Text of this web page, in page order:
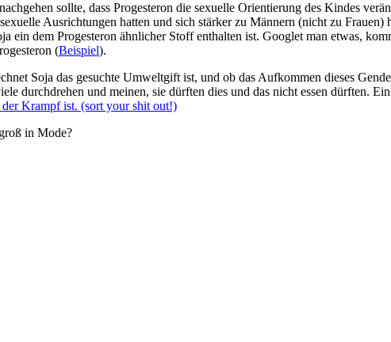
sollte, dass Progesteron die sexuelle Orientierung des Kindes
Ausrichtungen hatten und sich stärker zu Männern (nicht zu Frauen)
ein dem Progesteron ähnlicher Stoff enthalten ist. Googlet man etwas,
(Beispiel).
Soja das gesuchte Umweltgift ist, und ob das Aufkommen dieses
durchdrehen und meinen, sie dürften dies und das nicht essen dürften.
Krampf ist. (sort your shit out!)
in Mode?